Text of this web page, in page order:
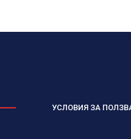
УСЛОВИЯ ЗА